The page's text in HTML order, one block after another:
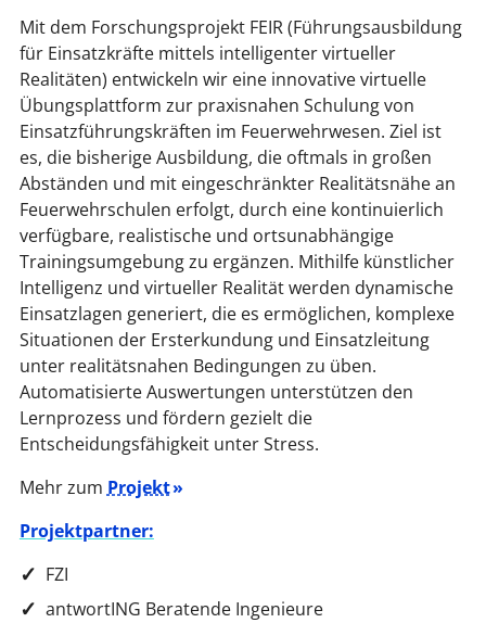
Mit dem Forschungsprojekt FEIR (Führungsausbildung
für Einsatzkräfte mittels intelligenter virtueller
Realitäten) entwickeln wir eine innovative virtuelle
Übungsplattform zur praxisnahen Schulung von
Einsatzführungskräften im Feuerwehrwesen. Ziel ist
es, die bisherige Ausbildung, die oftmals in großen
Abständen und mit eingeschränkter Realitätsnähe an
Feuerwehrschulen erfolgt, durch eine kontinuierlich
verfügbare, realistische und ortsunabhängige
Trainingsumgebung zu ergänzen. Mithilfe künstlicher
Intelligenz und virtueller Realität werden dynamische
Einsatzlagen generiert, die es ermöglichen, komplexe
Situationen der Ersterkundung und Einsatzleitung
unter realitätsnahen Bedingungen zu üben.
Automatisierte Auswertungen unterstützen den
Lernprozess und fördern gezielt die
Entscheidungsfähigkeit unter Stress.
Mehr zum Projekt
Projektpartner:
FZI
antwortING Beratende Ingenieure